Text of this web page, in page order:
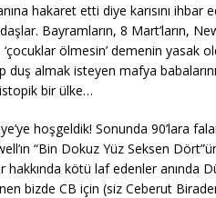
hakaret etti diye karısını ihbar
Bayramların, 8 Mart’ların,
‘çocuklar ölmesin’ demenin yasak
duş almak isteyen mafya
bir ülke…
hoşgeldik! Sonunda 90’lara
“Bin Dokuz Yüz Seksen
hakkında kötü laf edenler anında
bizde CB için (siz Ceberut